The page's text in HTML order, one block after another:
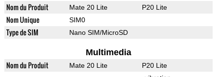
Nom du Produit Mate 20 Lite P20 Lite
Nom Unique SIM0
Type de SIM Nano SIM/MicroSD
Multimedia
Nom du Produit Mate 20 Lite P20 Lite